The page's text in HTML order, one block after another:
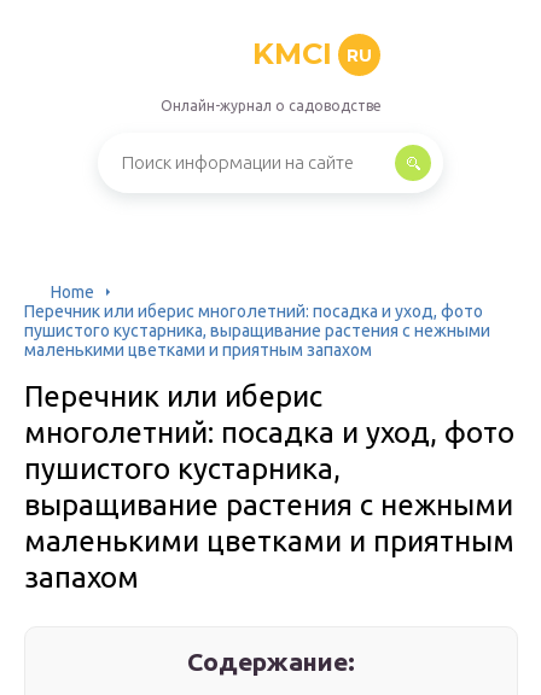
KMCI RU
Онлайн-журнал о садоводстве
Home
Перечник или иберис многолетний: посадка и уход, фото
пушистого кустарника, выращивание растения с нежными
маленькими цветками и приятным запахом
Перечник или иберис
многолетний: посадка и уход, фото
пушистого кустарника,
выращивание растения с нежными
маленькими цветками и приятным
запахом
Содержание: